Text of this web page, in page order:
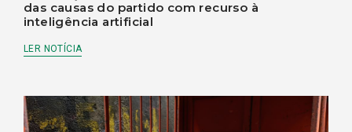
das causas do partido com recurso à
inteligência artificial
LER NOTÍCIA